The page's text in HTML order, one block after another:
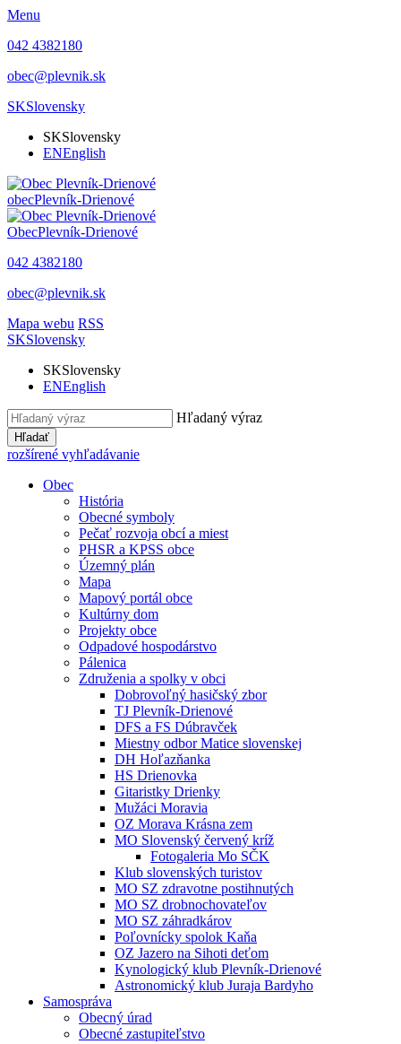
Menu
042 4382180
obec@plevnik.sk
SKSlovensky
SKSlovensky
ENEnglish
obecPlevník-Drienové
ObecPlevník-Drienové
042 4382180
obec@plevnik.sk
Mapa webu RSS
SKSlovensky
SKSlovensky
ENEnglish
Hľadaný výraz
Hľadať
rozšírené vyhľadávanie
Obec
História
Obecné symboly
Pečať rozvoja obcí a miest
PHSR a KPSS obce
Územný plán
Mapa
Mapový portál obce
Kultúrny dom
Projekty obce
Odpadové hospodárstvo
Pálenica
Združenia a spolky v obci
Dobrovoľný hasičský zbor
TJ Plevník-Drienové
DFS a FS Dúbravček
Miestny odbor Matice slovenskej
DH Hoľazňanka
HS Drienovka
Gitaristky Drienky
Mužáci Moravia
OZ Morava Krásna zem
MO Slovenský červený kríž
Fotogaleria Mo SČK
Klub slovenských turistov
MO SZ zdravotne postihnutých
MO SZ drobnochovateľov
MO SZ záhradkárov
Poľovnícky spolok Kaňa
OZ Jazero na Sihoti deťom
Kynologický klub Plevník-Drienové
Astronomický klub Juraja Bardyho
Samospráva
Obecný úrad
Obecné zastupiteľstvo